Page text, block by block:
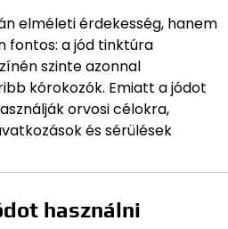
elméleti érdekesség, hanem
fontos: a jód tinktúra
szinte azonnal
kórokozók. Emiatt a jódot
orvosi célokra,
és sérülések
használni